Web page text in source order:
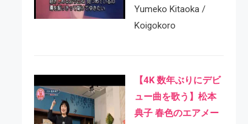
Yumeko Kitaoka /
Koigokoro
【4K 数年ぶりにデビ
ュー曲を歌う】松本
典子 春色のエアメー